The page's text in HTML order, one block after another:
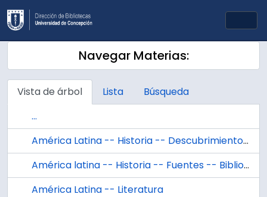
Skip to main content
Navegar Materias:
Vista de árbol Lista
Búsqueda
...
América Latina -- Historia -- Descubrimiento y conquista
América latina -- Historia -- Fuentes -- Bibliografías
América Latina -- Literatura